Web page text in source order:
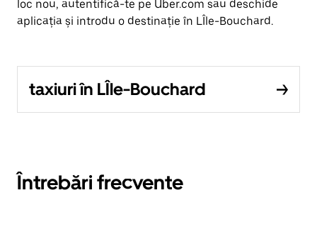
loc nou, autentifică-te pe Uber.com sau deschide
aplicația și introdu o destinație în LÎle-Bouchard.
taxiuri în LÎle-Bouchard
Întrebări frecvente